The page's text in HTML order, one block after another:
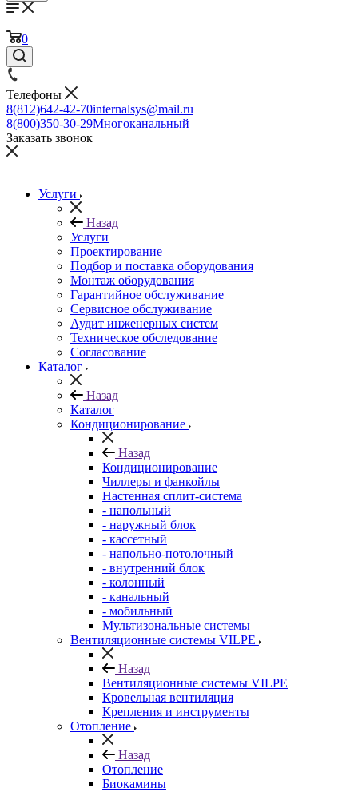
0
Телефоны
8(812)642-42-70internalsys@mail.ru
8(800)350-30-29Многоканальный
Заказать звонок
Услуги
Назад
Услуги
Проектирование
Подбор и поставка оборудования
Монтаж оборудования
Гарантийное обслуживание
Сервисное обслуживание
Аудит инженерных систем
Техническое обследование
Согласование
Каталог
Назад
Каталог
Кондиционирование
Назад
Кондиционирование
Чиллеры и фанкойлы
Настенная сплит-система
- напольный
- наружный блок
- кассетный
- напольно-потолочный
- внутренний блок
- колонный
- канальный
- мобильный
Мультизональные системы
Вентиляционные системы VILPE
Назад
Вентиляционные системы VILPE
Кровельная вентиляция
Крепления и инструменты
Отопление
Назад
Отопление
Биокамины